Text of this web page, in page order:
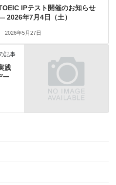
IPテスト開催のお知らせ
2026年7月4日（土）
2026年5月27日
記事
践
ー